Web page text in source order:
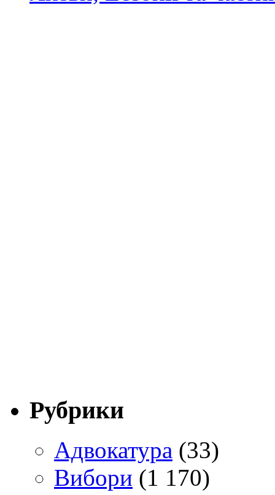
Рубрики
Адвокатура (33)
Вибори (1 170)